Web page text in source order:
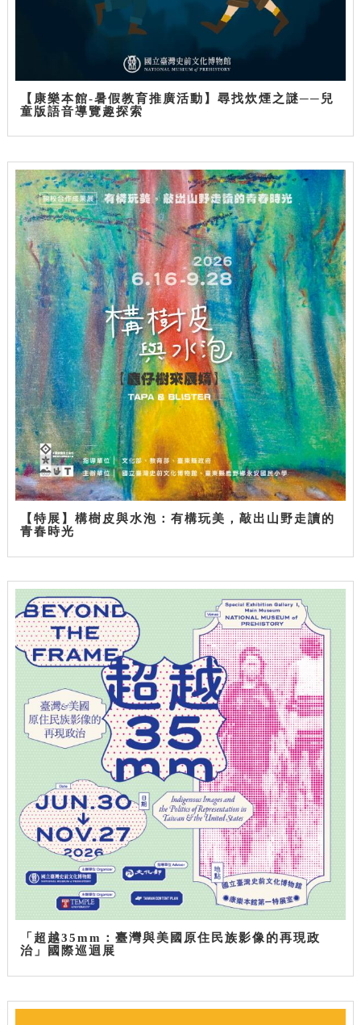
【康樂本館-暑假教育推廣活動】尋找炊煙之謎──兒
童版語音導覽趣探索
【特展】構樹皮與水泡：有構玩美，敲出山野走讀的
青春時光
「超越35mm：臺灣與美國原住民族影像的再現政
治」國際巡迴展